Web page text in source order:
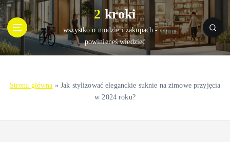
S
k
i
p
t
e
2 kroki
wszystko o modzie i zakupach - co
powinieneś wiedzieć
Strona główna » Jak stylizować eleganckie suknie na zimowe przyjęcia
w 2024 roku?